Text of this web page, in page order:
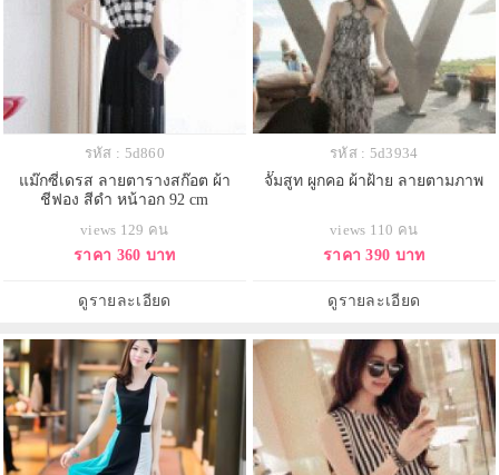
รหัส : 5d860
แม๊กซี่เดรส ลายตารางสก๊อต ผ้า
ชีฟอง สีดำ หน้าอก 92 cm
views 129 คน
ราคา 360 บาท
ดูรายละเอียด
รหัส : 5d3934
จั๊มสูท ผูกคอ ผ้าฝ้าย ลายตามภาพ
views 110 คน
ราคา 390 บาท
ดูรายละเอียด